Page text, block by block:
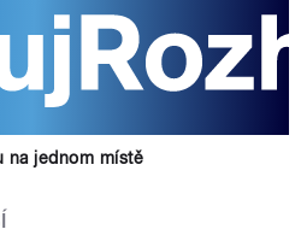
na jednom místě